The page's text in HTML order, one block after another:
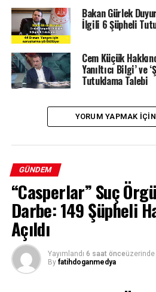
Bakan Gürlek
İlgili 6 Şüpheli
Cem Küçük
Yanıltıcı Bilgi’ ve
Tutuklama Talebi
YORUM YAPMAK
GÜNDEM
“Casperlar” Suç
Darbe: 149 Şüpheli
Açıldı
Yayımlandı 6 saat önceüzerinde
By fatihdoganmedya